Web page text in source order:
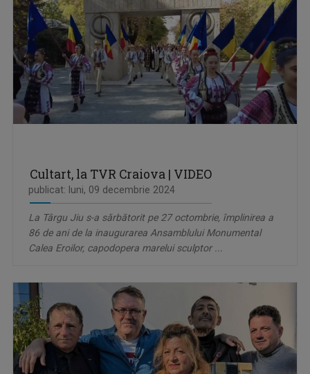
Cultart, la TVR Craiova | VIDEO
publicat: luni, 09 decembrie 2024
La Târgu Jiu s-a sărbătorit pe 27 octombrie, împlinirea a
86 de ani de la inaugurarea Ansamblului Monumental
Calea Eroilor, capodopera marelui sculptor ...